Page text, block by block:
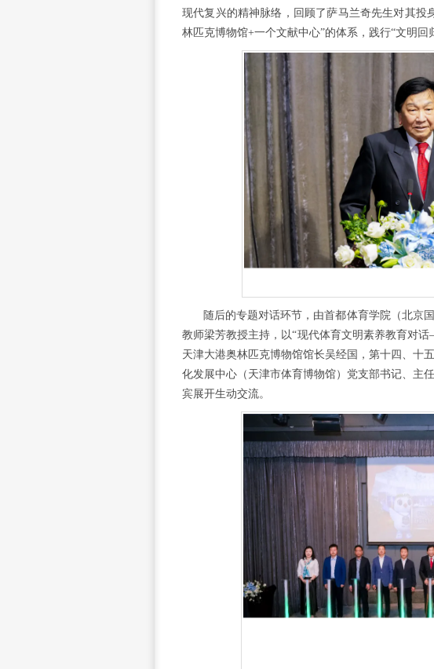
现代复兴的精神脉络，回顾了萨马兰奇先生对其投
林匹克博物馆+一个文献中心”的体系，践行“文明回
随后的专题对话环节，由首都体育学院（北京
教师梁芳教授主持，以“现代体育文明素养教育对
天津大港奥林匹克博物馆馆长吴经国， 第十四、十
化发展中心（天津市体育博物馆） 党支部书记、主任
宾展开生动交流。